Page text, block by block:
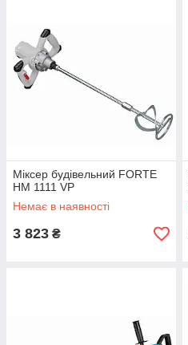
Міксер будівельний FORTE
HM 1111 VP
Немає в наявності
3 823 ₴